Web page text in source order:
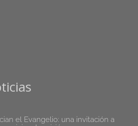
el Evangelio: una invitación a